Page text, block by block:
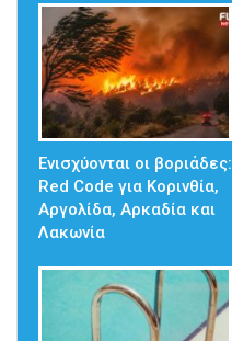
Ενισχύονται οι βοριάδες:
Red Code για Κορινθία,
Αργολίδα, Αρκαδία και
Λακωνία